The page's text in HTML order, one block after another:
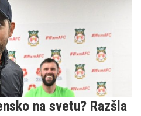
na svetu? Razšla